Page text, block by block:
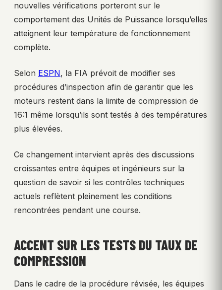
nouvelles vérifications porteront sur le
comportement des Unités de Puissance lorsqu’elles
atteignent leur température de fonctionnement
complète.
Selon ESPN, la FIA prévoit de modifier ses
procédures d’inspection afin de garantir que les
moteurs restent dans la limite de compression de
16:1 même lorsqu’ils sont testés à des températures
plus élevées.
Ce changement intervient après des discussions
croissantes entre équipes et ingénieurs sur la
question de savoir si les contrôles techniques
actuels reflètent pleinement les conditions
rencontrées pendant une course.
ACCENT SUR LES TESTS DU TAUX DE
COMPRESSION
Dans le cadre de la procédure révisée, les équipes